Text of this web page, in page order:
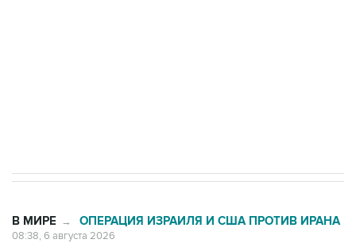
В МИРЕ → ОПЕРАЦИЯ ИЗРАИЛЯ И США ПРОТИВ ИРАНА
08:38, 6 августа 2026